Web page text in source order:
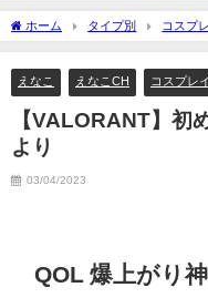
神カバー！！
ホーム タイプ別 コスプ
ンク配信 | えなこさんより
えなこ えなこCH コスプレ
【VALORANT】初
より
03/04/2023
QOL 爆上がり